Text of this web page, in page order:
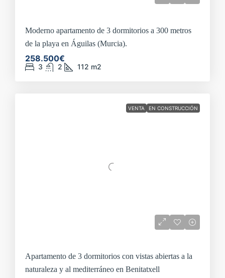
Moderno apartamento de 3 dormitorios a 300 metros
de la playa en Águilas (Murcia).
258.500€
3 2 112 m2
VENTA EN CONSTRUCCIÓN
Apartamento de 3 dormitorios con vistas abiertas a la
naturaleza y al mediterráneo en Benitatxell